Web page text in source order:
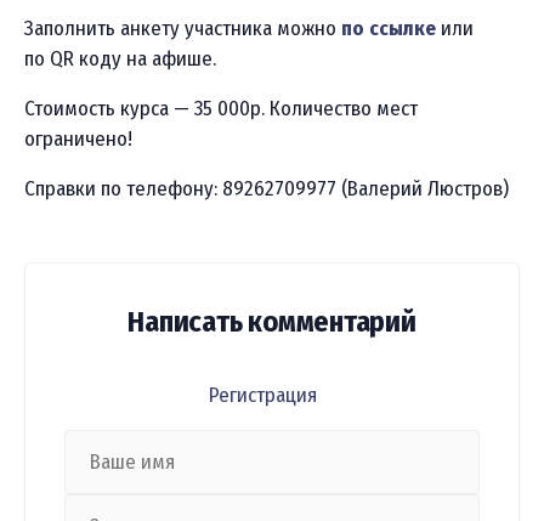
Заполнить анкету участника можно по ссылке или
по QR коду на афише.
Стоимость курса — 35 000р. Количество мест
ограничено!
Справки по телефону: 89262709977 (Валерий Люстров)
Написать комментарий
Регистрация